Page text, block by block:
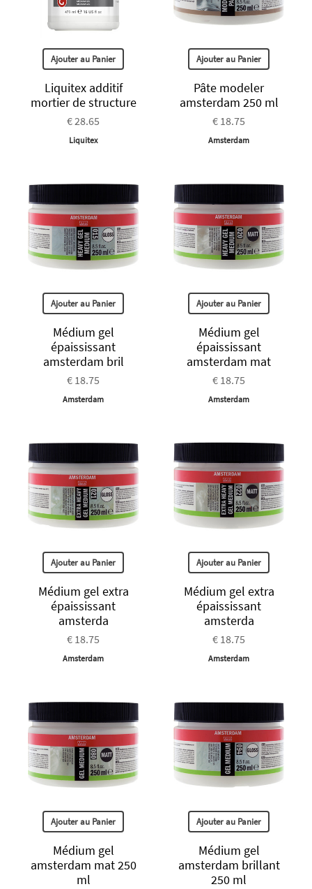
Ajouter au Panier
Liquitex additif
mortier de structure
€ 28.65
Liquitex
Ajouter au Panier
Pâte modeler
amsterdam 250 ml
€ 18.75
Amsterdam
Ajouter au Panier
Médium gel
épaississant
amsterdam bril
€ 18.75
Amsterdam
Ajouter au Panier
Médium gel
épaississant
amsterdam mat
€ 18.75
Amsterdam
Ajouter au Panier
Médium gel extra
épaississant
amsterda
€ 18.75
Amsterdam
Ajouter au Panier
Médium gel extra
épaississant
amsterda
€ 18.75
Amsterdam
Ajouter au Panier
Médium gel
amsterdam mat 250
ml
Ajouter au Panier
Médium gel
amsterdam brillant
250 ml